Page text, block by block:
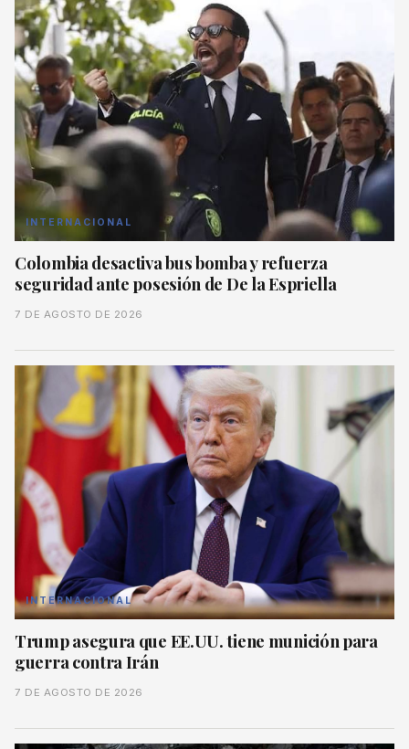
INTERNACIONAL
Colombia desactiva bus bomba y refuerza
seguridad ante posesión de De la Espriella
7 DE AGOSTO DE 2026
INTERNACIONAL
Trump asegura que EE.UU. tiene munición para
guerra contra Irán
7 DE AGOSTO DE 2026